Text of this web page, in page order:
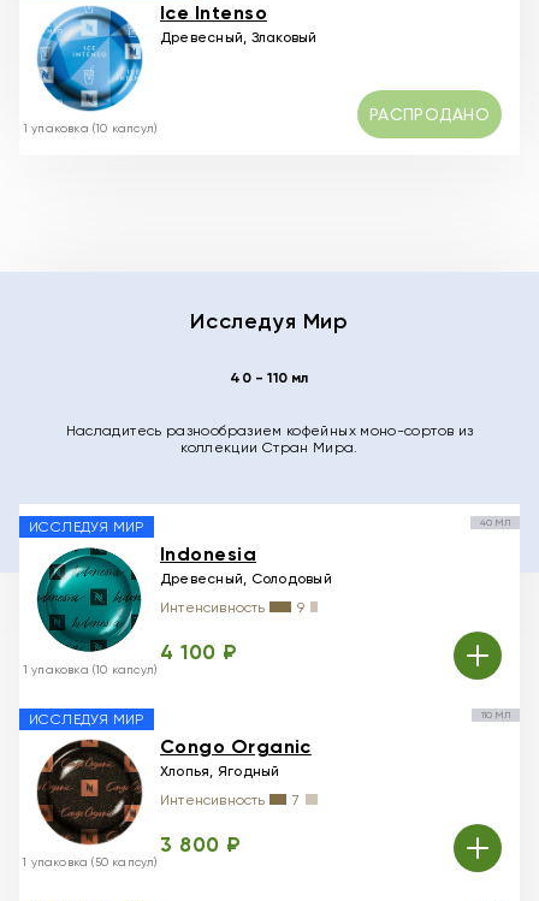
1 упаковка (10 капсул)
Ice Intenso
Древесный, Злаковый
РАСПРОДАНО
Исследуя Мир
40 - 110 мл
Насладитесь разнообразием кофейных моно-сортов из
коллекции Стран Мира.
ИССЛЕДУЯ МИР
1 упаковка (10 капсул)
Indonesia
Древесный, Солодовый
Интенсивность
9
4 100 ₽
40 МЛ
ИССЛЕДУЯ МИР
1 упаковка (50 капсул)
Congo Organic
Хлопья, Ягодный
Интенсивность
7
3 800 ₽
110 МЛ